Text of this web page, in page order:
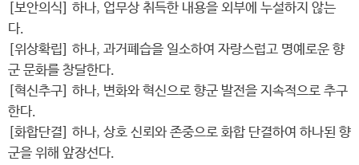
[보안의식] 하나, 업무상 취득한 내용을 외부에 누설하지 않는
다.
[위상확립] 하나, 과거폐습을 일소하여 자랑스럽고 명예로운 향
군 문화를 창달한다.
[혁신추구] 하나, 변화와 혁신으로 향군 발전을 지속적으로 추구
한다.
[화합단결] 하나, 상호 신뢰와 존중으로 화합 단결하여 하나된 향
군을 위해 앞장선다.